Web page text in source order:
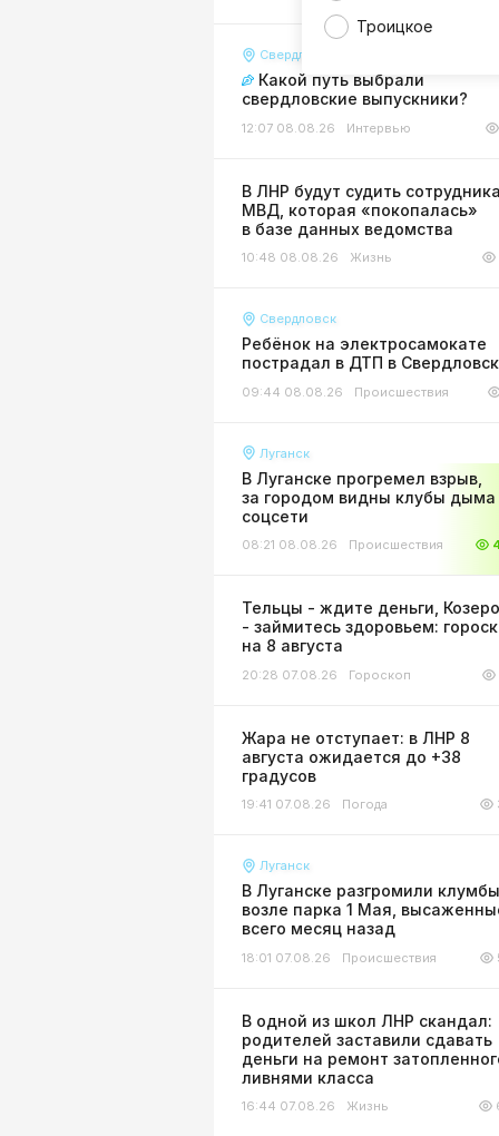
Троицкое
Свердловск
Какой путь выбрали
свердловские выпускники?
12:07 08.08.26 Интервью
В ЛНР будут судить
МВД, которая «покопалась»
в базе данных ведомства
10:48 08.08.26 Жизнь
Свердловск
Ребёнок на электросамокате
пострадал в ДТП в
09:44 08.08.26 Происшествия
Луганск
В Луганске прогремел взрыв,
за городом видны клубы
соцсети
08:21 08.08.26 Происшествия
Тельцы - ждите деньги,
- займитесь здоровьем:
на 8 августа
20:28 07.08.26 Гороскоп
Жара не отступает: в ЛНР 8
августа ожидается до +38
градусов
19:41 07.08.26 Погода
Луганск
В Луганске разгромили клумбы
возле парка 1 Мая,
всего месяц назад
18:01 07.08.26 Происшествия
В одной из школ ЛНР скандал:
родителей заставили сдавать
деньги на ремонт
ливнями класса
16:44 07.08.26 Жизнь